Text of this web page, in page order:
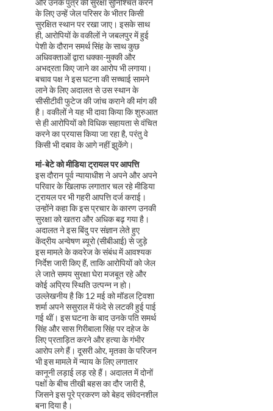
के लिए उन्हें जेल परिसर के भीतर किसी
सुरक्षित स्थान पर रखा जाए। इसके साथ
ही, आरोपियों के वकीलों ने जबलपुर में हुई
पेशी के दौरान समर्थ सिंह के साथ कुछ
अधिवक्ताओं द्वारा धक्का-मुक्की और
अभद्रता किए जाने का आरोप भी लगाया।
बचाव पक्ष ने इस घटना की सच्चाई सामने
लाने के लिए अदालत से उस स्थान के
सीसीटीवी फुटेज की जांच कराने की मांग की
है। वकीलों ने यह भी दावा किया कि शुरुआत
से ही आरोपियों को विधिक सहायता से वंचित
करने का प्रयास किया जा रहा है, परंतु वे
किसी भी दबाव के आगे नहीं झुकेंगे।
मां-बेटे को मीडिया ट्रायल पर आपत्ति
इस दौरान पूर्व न्यायाधीश ने अपने और अपने
परिवार के खिलाफ लगातार चल रहे मीडिया
ट्रायल पर भी गहरी आपत्ति दर्ज कराई।
उन्होंने कहा कि इस प्रचार के कारण उनकी
सुरक्षा को खतरा और अधिक बढ़ गया है।
अदालत ने इस बिंदु पर संज्ञान लेते हुए
केंद्रीय अन्वेषण ब्यूरो (सीबीआई) से जुड़े
इस मामले के कवरेज के संबंध में आवश्यक
निर्देश जारी किए हैं, ताकि आरोपियों को जेल
ले जाते समय सुरक्षा घेरा मजबूत रहे और
कोई अप्रिय स्थिति उत्पन्न न हो।
उल्लेखनीय है कि 12 मई को मॉडल ट्विशा
शर्मा अपने ससुराल में फंदे से लटकी हुई पाई
गई थीं। इस घटना के बाद उनके पति समर्थ
सिंह और सास गिरीबाला सिंह पर दहेज के
लिए प्रताड़ित करने और हत्या के गंभीर
आरोप लगे हैं। दूसरी ओर, मृतका के परिजन
भी इस मामले में न्याय के लिए लगातार
कानूनी लड़ाई लड़ रहे हैं। अदालत में दोनों
पक्षों के बीच तीखी बहस का दौर जारी है,
जिसने इस पूरे प्रकरण को बेहद संवेदनशील
बना दिया है।